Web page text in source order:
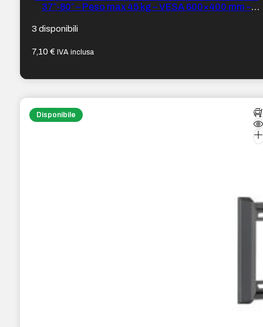
37″-80″ – Peso max 45 kg – VESA 600×400 mm –
3 disponibili
7,10€ IVA inclusa
Disponibile